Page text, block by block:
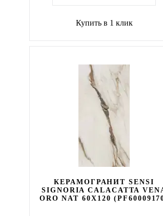
Купить в 1 клик
КЕРАМОГРАНИТ SENSI
SIGNORIA CALACATTA
ORO NAT 60X120